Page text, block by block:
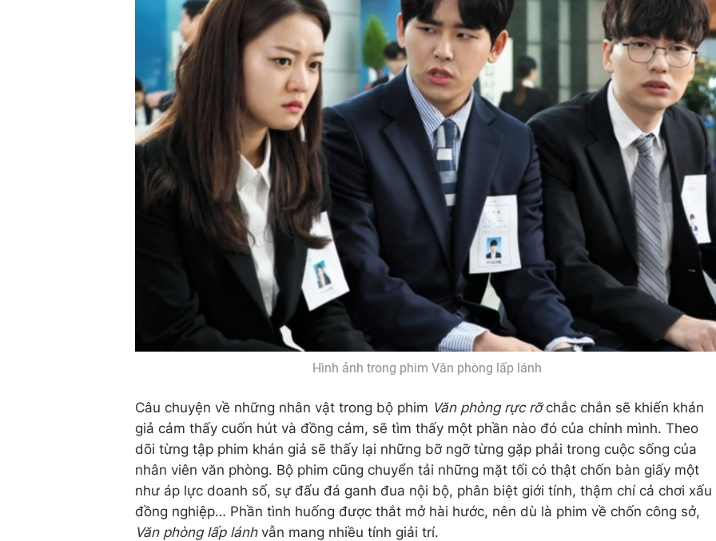
Hình ảnh trong phim Văn phòng lấp lánh
Câu chuyện về những nhân vật trong bộ phim Văn phòng rực rỡchắc chắn sẽ khiến khán
giả cảm thấy cuốn hút và đồng cảm, sẽ tìm thấy một phần nào đó của chính mình. Theo
dõi từng tập phim khán giả sẽ thấy lại những bỡ ngỡ từng gặp phải trong cuộc sống của
nhân viên văn phòng. Bộ phim cũng chuyển tải những mặt tối có thật chốn bàn giấy một
như áp lực doanh số, sự đấu đá ganh đua nội bộ, phân biệt giới tính, thậm chí cả chơi xấu
đồng nghiệp… Phần tình huống được thắt mở hài hước, nên dù là phim về chốn công sở,
Văn phòng lấp lánhvẫn mang nhiều tính giải trí.